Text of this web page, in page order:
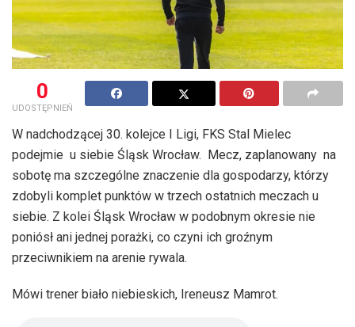
0
UDOSTĘPNIEŃ
W nadchodzącej 30. kolejce I Ligi, FKS Stal Mielec
podejmie u siebie Śląsk Wrocław. Mecz, zaplanowany na
sobotę ma szczególne znaczenie dla gospodarzy, którzy
zdobyli komplet punktów w trzech ostatnich meczach u
siebie. Z kolei Śląsk Wrocław w podobnym okresie nie
poniósł ani jednej porażki, co czyni ich groźnym
przeciwnikiem na arenie rywala.
Mówi trener biało niebieskich, Ireneusz Mamrot.